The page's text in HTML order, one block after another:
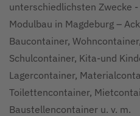
unterschiedlichsten Zwecke
Modulbau in Magdeburg –
Baucontainer,
Schulcontainer, Kita-und
Lagercontainer,
Toilettencontainer,
Baustellencontainer u. v. m.